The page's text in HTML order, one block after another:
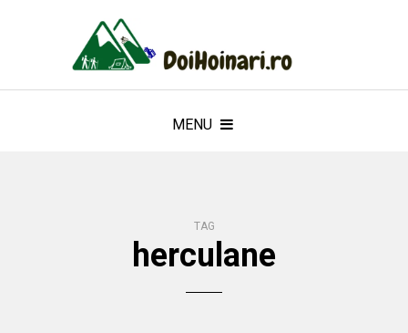
MENU
TAG
herculane